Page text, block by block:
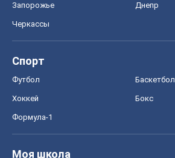
Запорожье Днепр
Черкассы
Спорт
Футбол Баскетбол
Хоккей Бокс
Формула-1
Моя школа